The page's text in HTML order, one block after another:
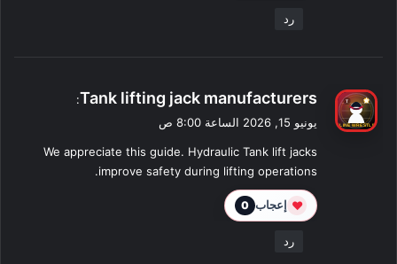
رد
ي
ل
Tank lifting jack manufacturers
:
يونيو 15, 2026 الساعة 8:00 ص
We appreciate this guide. Hydraulic Tank lift jacks
improve safety during lifting operations.
❤ إعجاب 0
رد